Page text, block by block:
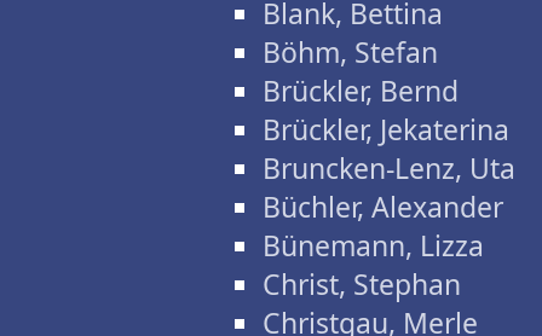
Blank, Bettina
Böhm, Stefan
Brückler, Bernd
Brückler, Jekaterina
Bruncken-Lenz, Uta
Büchler, Alexander
Bünemann, Lizza
Christ, Stephan
Christgau, Merle